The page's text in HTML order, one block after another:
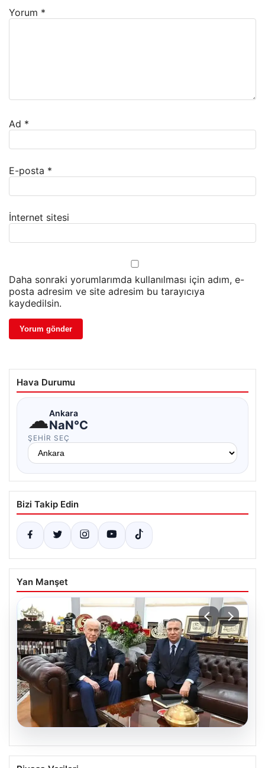
Yorum *
Ad *
E-posta *
İnternet sitesi
Daha sonraki yorumlarımda kullanılması için adım, e-
posta adresim ve site adresim bu tarayıcıya
kaydedilsin.
Hava Durumu
☁Ankara
NaN°C
ŞEHIR SEÇ
Bizi Takip Edin
Yan Manşet
06.08.2026
‘Çerçeve Yasa’ya imza atmayan tek